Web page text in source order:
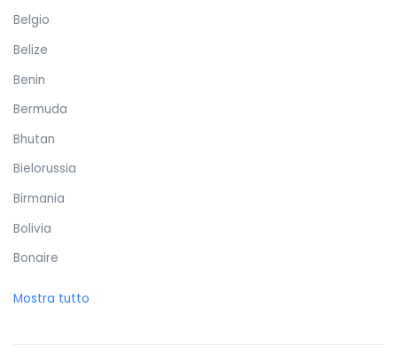
Belgio
Belize
Benin
Bermuda
Bhutan
Bielorussia
Birmania
Bolivia
Bonaire
Brasile
Mostra tutto